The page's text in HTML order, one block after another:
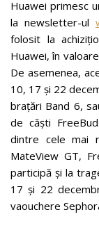
Huawei primesc
la newsletter-ul
folosit la
Huawei, în
De asemenea,
10, 17 și 22
brațări Band 6,
de căști
dintre cele mai
MateView GT,
participă și la
17 și 22
vaouchere